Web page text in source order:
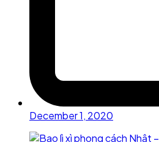
December 1, 2020